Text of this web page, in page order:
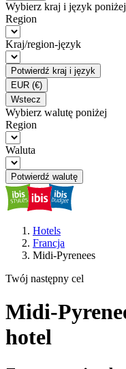
Wybierz kraj i język poniżej
Region
Kraj/region-język
Potwierdź kraj i język
EUR (€)
Wstecz
Wybierz walutę poniżej
Region
Waluta
Potwierdź walutę
Hotels
Francja
Midi-Pyrenees
Twój następny cel
Midi-
hotel